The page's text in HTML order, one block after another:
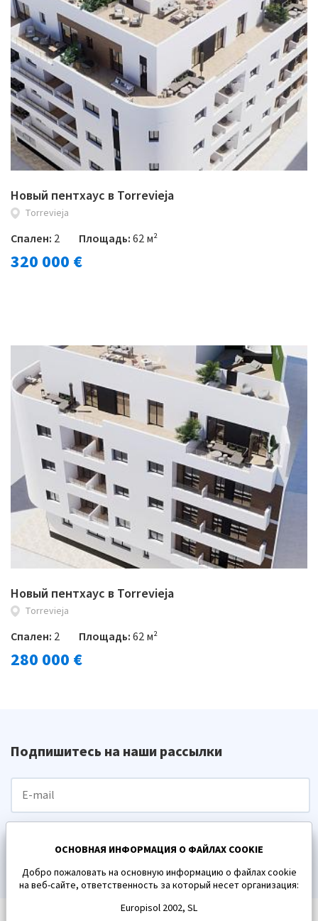
Новый пентхаус в Torrevieja
Torrevieja
Спален: 2 Площадь:62 м²
320 000 €
Новый пентхаус в Torrevieja
Torrevieja
Спален: 2 Площадь:62 м²
280 000 €
Подпишитесь на наши рассылки
ПОДПИСАТЬСЯ
ОСНОВНАЯ ИНФОРМАЦИЯ О ФАЙЛАХ COOKIE
Добро пожаловать на основную информацию о файлах cookie
на веб-сайте, ответственность за который несет организация:
Europisol 2002, SL